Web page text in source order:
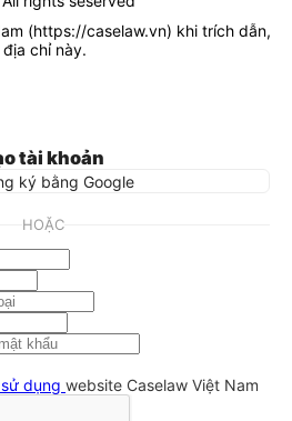
(https://caselaw.vn) khi trích dẫn,
chỉ này.
tài khoản
ký bằng Google
HOẶC
dụng website Caselaw Việt Nam